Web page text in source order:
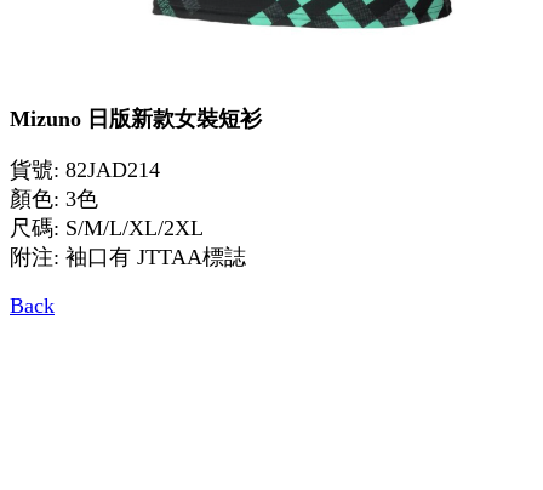
Mizuno 日版新款女裝短衫
貨號: 82JAD214
顏色: 3色
尺碼: S/M/L/XL/2XL
附注: 袖口有 JTTAA標誌
Back